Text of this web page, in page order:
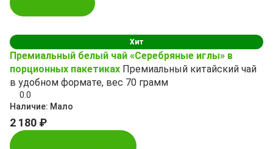
Хит
Премиальный белый чай «Серебряные иглы» в
порционных пакетиках Премиальный китайский чай
в удобном формате, вес 70 грамм
0.0
Наличие: Мало
2 180 ₽